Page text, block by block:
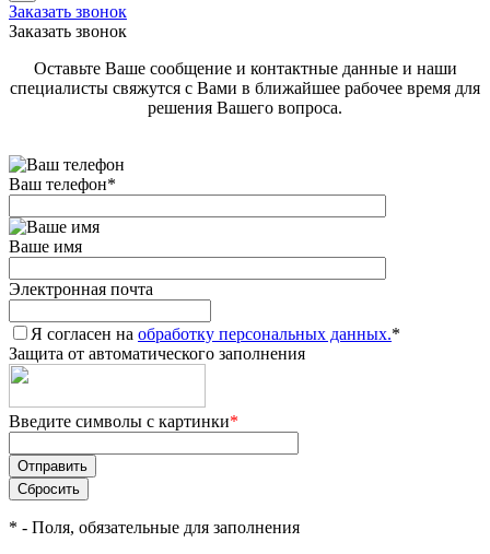
Заказать звонок
Заказать звонок
Оставьте Ваше сообщение и контактные данные и наши
специалисты свяжутся с Вами в ближайшее рабочее время для
решения Вашего вопроса.
Ваш телефон*
Ваше имя
Электронная почта
Я согласен на обработку персональных данных.*
Защита от автоматического заполнения
Введите символы с картинки*
* - Поля, обязательные для заполнения